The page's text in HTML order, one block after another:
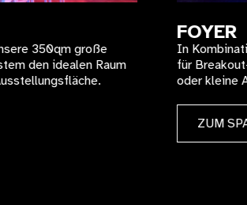
In Kombination mit unseren weiteren Hallen
für Breakout-Sessions, Workshops,
oder kleine Ausstellungsflächen.